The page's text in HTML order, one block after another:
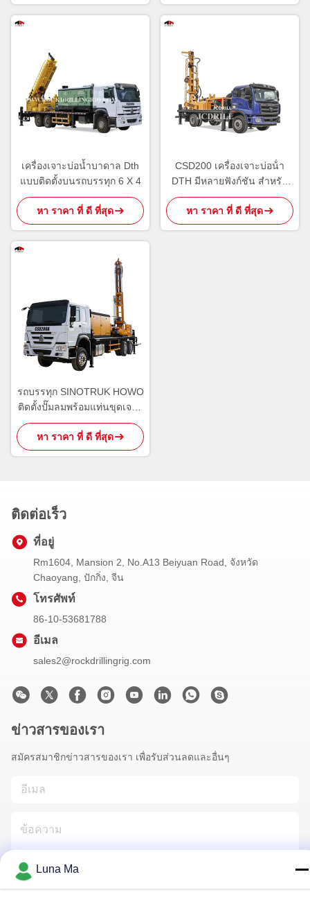
เครื่องเจาะบ่อน้ำบาดาล Dth
แบบติดตั้งบนรถบรรทุก 6 X 4
หา ราคา ที่ ดี ที่สุด
CSD200 เครื่องเจาะบ่อน้ํา
DTH มีหลายฟังก์ชัน สําหรับ
ความลึก 200
หา ราคา ที่ ดี ที่สุด
รถบรรทุก SINOTRUK HOWO
ติดตั้งปั๊มลมพร้อมแท่นขุดเจาะ
บ่อน้ำมันไฮดรอลิก
หา ราคา ที่ ดี ที่สุด
ติดต่อเร็ว
ที่อยู่
Rm1604, Mansion 2, No.A13 Beiyuan Road, จังหวัด
Chaoyang, ปักกิ่ง, จีน
โทรศัพท์
86-10-53681788
อีเมล
sales2@rockdrillingrig.com
ข่าวสารของเรา
สมัครสมาชิกข่าวสารของเรา เพื่อรับส่วนลดและอื่นๆ
Luna Ma